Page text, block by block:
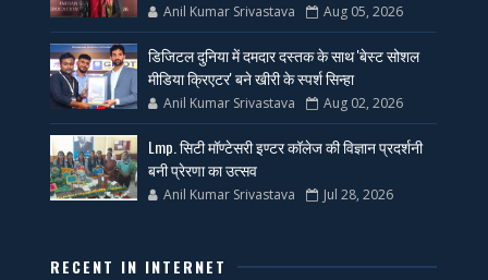
Anil Kumar Srivastava Aug 05, 2026
डिजिटल दुनिया में दमदार दस्तक के साथ 'बेस्ट सोशल
मीडिया क्रिएटर' बने खीरी के स्पर्श सिन्हा
Anil Kumar Srivastava Aug 02, 2026
Lmp. सिटी मॉण्टेसरी इण्टर कॉलेज की विज्ञान प्रदर्शनी
बनी प्रेरणा का उत्सव
Anil Kumar Srivastava Jul 28, 2026
RECENT IN INTERNET